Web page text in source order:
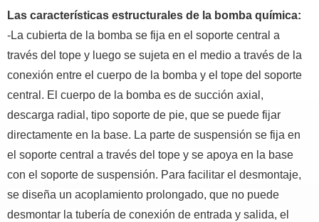
Las características estructurales de la bomba química:
-La cubierta de la bomba se fija en el soporte central a
través del tope y luego se sujeta en el medio a través de la
conexión entre el cuerpo de la bomba y el tope del soporte
central. El cuerpo de la bomba es de succión axial,
descarga radial, tipo soporte de pie, que se puede fijar
directamente en la base. La parte de suspensión se fija en
el soporte central a través del tope y se apoya en la base
con el soporte de suspensión. Para facilitar el desmontaje,
se diseña un acoplamiento prolongado, que no puede
desmontar la tubería de conexión de entrada y salida, el